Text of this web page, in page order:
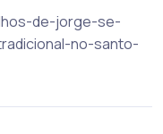
de-jorge-se-
no-santo-